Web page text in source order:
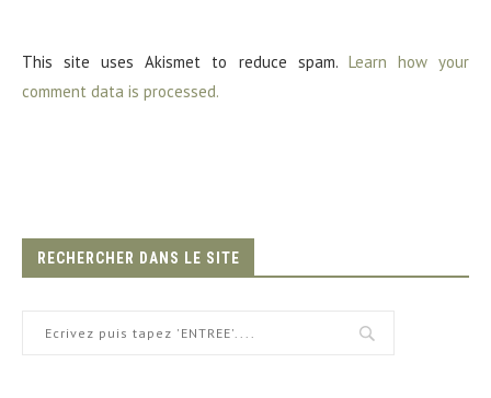
This site uses Akismet to reduce spam. Learn how your
comment data is processed.
RECHERCHER DANS LE SITE